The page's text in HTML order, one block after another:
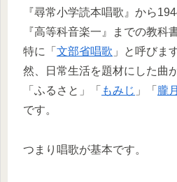
『尋常小学読本唱歌』から
『高等科音楽一』までの教科
特に「 文部省唱歌 」と呼びま
然、日常生活を題材にした曲
「ふるさと」「 もみじ 」「 朧
です。
つまり唱歌が基本です。